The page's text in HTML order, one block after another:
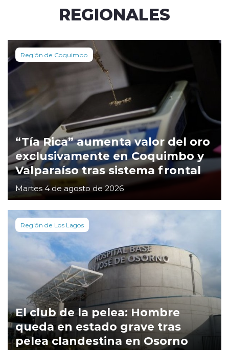
REGIONALES
Región de Coquimbo
“Tía Rica” aumenta valor del oro
exclusivamente en Coquimbo y
Valparaíso tras sistema frontal
Martes 4 de agosto de 2026
Región de Los Lagos
El club de la pelea: Hombre
queda en estado grave tras
pelea clandestina en Osorno